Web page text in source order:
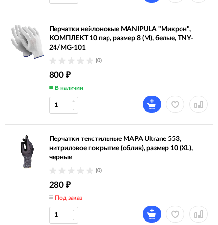
Перчатки нейлоновые MANIPULA "Микрон",
КОМПЛЕКТ 10 пар, размер 8 (M), белые, TNY-
24/MG-101
(0)
800 ₽
В наличии
Перчатки текстильные MAPA Ultrane 553,
нитриловое покрытие (облив), размер 10 (XL),
черные
(0)
280 ₽
Под заказ